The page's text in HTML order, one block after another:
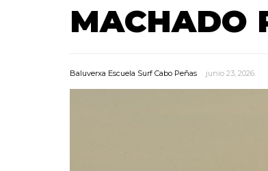
MACHADO
Baluverxa Escuela Surf Cabo Peñas junio 23, 2026